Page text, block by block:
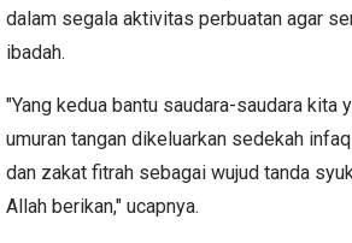
dalam segala aktivitas perbuatan agar
ibadah.
"Yang kedua bantu saudara-saudara kita
umuran tangan dikeluarkan sedekah
dan zakat fitrah sebagai wujud tanda
Allah berikan," ucapnya.